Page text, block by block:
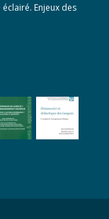
Enjeux des